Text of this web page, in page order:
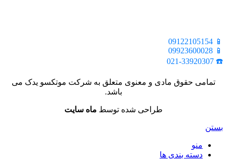
📱 09122105154
📱 09923600028
☎️ 021-33920307
تمامی حقوق مادی و معنوی متعلق به شرکت موتکسو یدک می
باشد.
طراحی شده توسط ماه سایت
بستن
منو
دسته بندی ها